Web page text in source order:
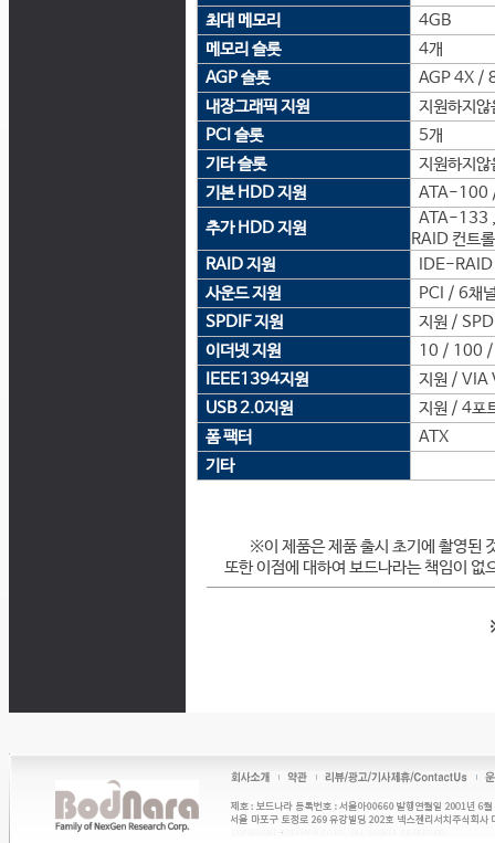
최대 메모리
4GB
메모리 슬롯
4개
AGP 슬롯
AGP 4X /
내장그래픽 지원
지원하지않
PCI 슬롯
5개
기타 슬롯
지원하지않
기본 HDD 지원
ATA-100
추가 HDD 지원
ATA-133
RAID 컨트
RAID 지원
IDE-
사운드 지원
PCI / 6채
SPDIF 지원
지원 /
이더넷 지원
10 / 100 /
IEEE1394지원
지원 / VIA
USB 2.0지원
지원 / 4포
폼 팩터
ATX
기타
※이 제품은 제품 출시 초기에 촬영된
또한 이점에 대하여 보드나라는 책임이 없